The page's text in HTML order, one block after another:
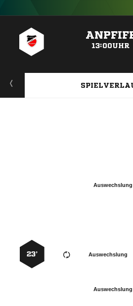
13:00UHR
Auswechslung
Auswechslung
23’
Auswechslung